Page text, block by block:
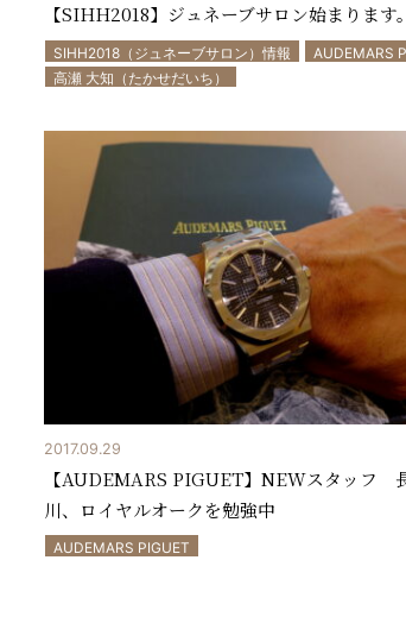
【SIHH2018】ジュネーブサロン始まります。
SIHH2018（ジュネーブサロン）情報
AUDEMARS
高瀬 大知（たかせだいち）
2017.09.29
【AUDEMARS PIGUET】NEWスタッフ
川、ロイヤルオークを勉強中
AUDEMARS PIGUET